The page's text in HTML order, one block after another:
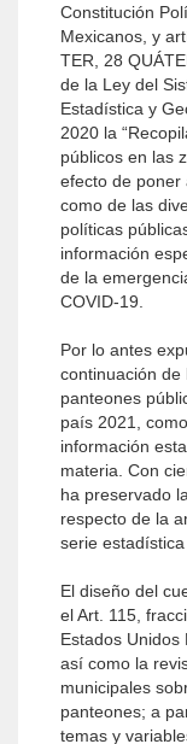
Constitución
Mexicanos, y
TER, 28
de la Ley del
Estadística y
2020 la
públicos en las
efecto de poner
como de las
políticas
información
de la
COVID-19.
Por lo antes
continuación de
panteones
país 2021,
información
materia. Con
ha preservado
respecto de la
serie
El diseño del
el Art. 115,
Estados Unidos
así como la
municipales
panteones; a
temas y